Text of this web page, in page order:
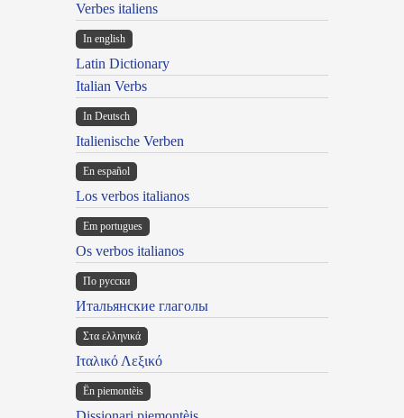
Verbes italiens
In english
Latin Dictionary
Italian Verbs
In Deutsch
Italienische Verben
En español
Los verbos italianos
Em portugues
Os verbos italianos
По русски
Итальянские глаголы
Στα ελληνικά
Ιταλικό Λεξικό
Ën piemontèis